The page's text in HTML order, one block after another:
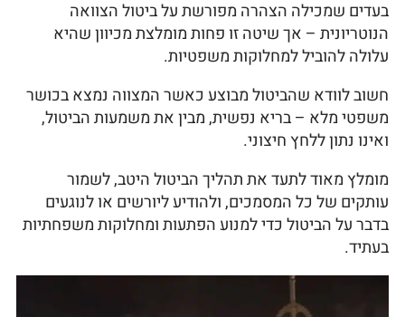
בעדים שמכילה הצהרה מפורשת על ביטול הצוואה
הנוטריונית – אך שיטה זו פחות מומלצת מכיוון שהיא
עלולה להוביל למחלוקות משפטיות.
חשוב לוודא שהביטול מבוצע כאשר המצווה נמצא בכושר
משפטי מלא – בריא נפשית, מבין את משמעות הביטול,
ואינו נתון ללחץ חיצוני.
מומלץ מאוד לתעד את תהליך הביטול היטב, לשמור
עותקים של כל המסמכים, ולהודיע ליורשים או לנוגעים
בדבר על הביטול כדי למנוע הפתעות ומחלוקות משפחתיות
בעתיד.